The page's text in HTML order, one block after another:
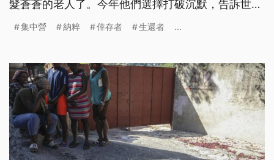
髮蒼蒼的老人了。今年他們選擇打破沉默，告訴世人
集中營 納粹 倖存者 生還者 ...